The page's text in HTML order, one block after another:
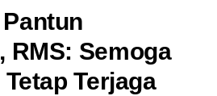
RMS: Semoga
Terjaga